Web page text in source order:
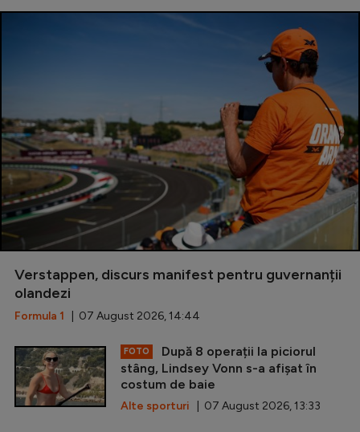
Verstappen, discurs manifest pentru guvernanții
olandezi
Formula 1 | 07 August 2026, 14:44
FOTO
După 8 operații la piciorul
stâng, Lindsey Vonn s-a afișat în
costum de baie
Alte sporturi | 07 August 2026, 13:33